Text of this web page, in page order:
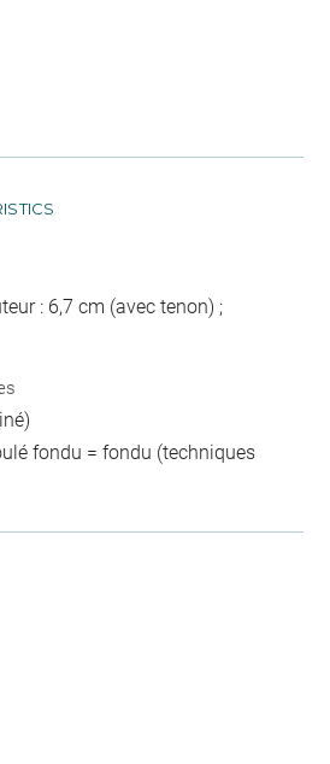
: 6,7 cm (avec tenon) ;
fondu = fondu (techniques